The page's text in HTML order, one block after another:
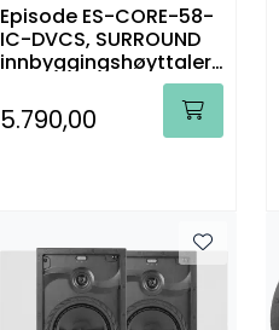
Episode ES-CORE-58-
IC-DVCS, SURROUND
innbyggingshøyttaler,
5.790,00